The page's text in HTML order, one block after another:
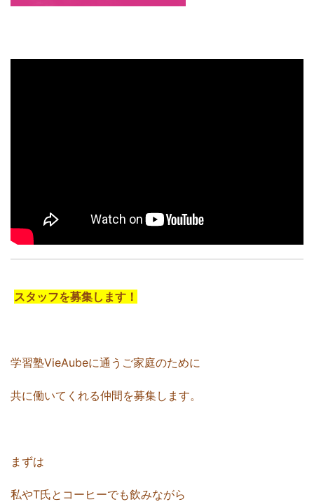
スタッフを募集します！
学習塾VieAubeに通うご家庭のために
共に働いてくれる仲間を募集します。
まずは
私やT氏とコーヒーでも飲みながら